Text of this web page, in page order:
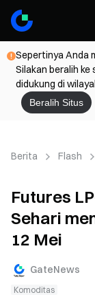
Sepertinya Anda
Silakan beralih
didukung di
Beralih Situs
Berita Flash
Futures
Sehari
12 Mei
GateNews
Komoditas